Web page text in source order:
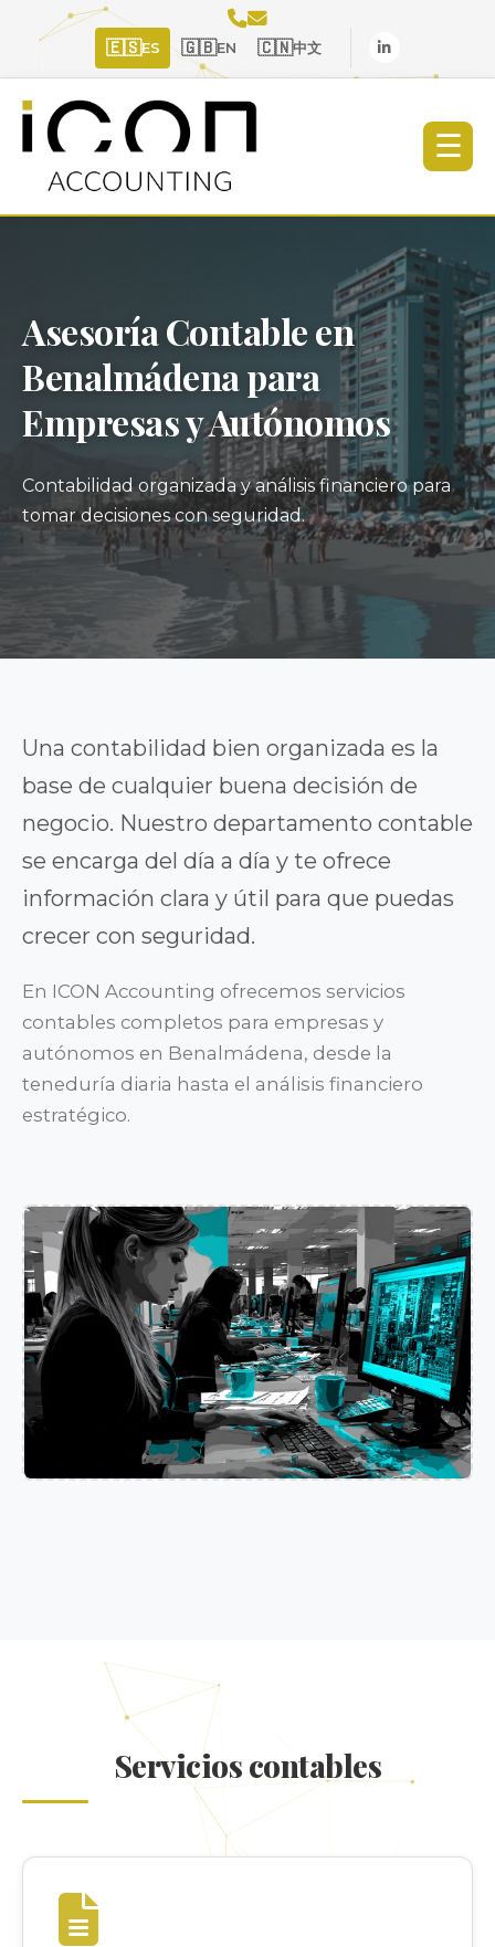
🇪🇸ES 🇬🇧EN 🇨🇳中文
☰
Asesoría Contable en
Benalmádena para
Empresas y Autónomos
Contabilidad organizada y análisis financiero para
tomar decisiones con seguridad.
Una contabilidad bien organizada es la
base de cualquier buena decisión de
negocio. Nuestro departamento contable
se encarga del día a día y te ofrece
información clara y útil para que puedas
crecer con seguridad.
En ICON Accounting ofrecemos servicios
contables completos para empresas y
autónomos en Benalmádena, desde la
teneduría diaria hasta el análisis financiero
estratégico.
Servicios contables